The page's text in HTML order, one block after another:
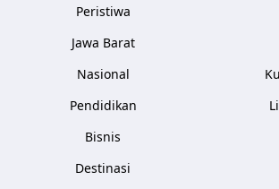
Peristiwa
Jawa Barat
Nasional
Pendidikan
Bisnis
Destinasi